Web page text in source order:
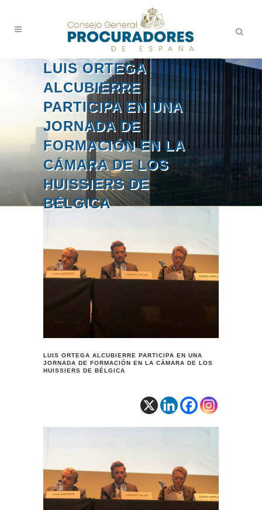
LUIS ORTEGA
ALCUBIERRE
PARTICIPA EN UNA
JORNADA DE
FORMACIÓN EN LA
CÁMARA DE LOS
HUISSIERS DE
BÉLGICA
LUIS ORTEGA ALCUBIERRE PARTICIPA EN UNA
JORNADA DE FORMACIÓN EN LA CÁMARA DE LOS
HUISSIERS DE BÉLGICA